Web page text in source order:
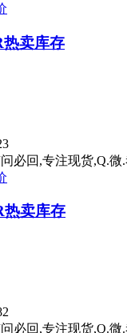
热卖库存
必回,专注现货,Q.微
热卖库存
必回,专注现货,Q.微